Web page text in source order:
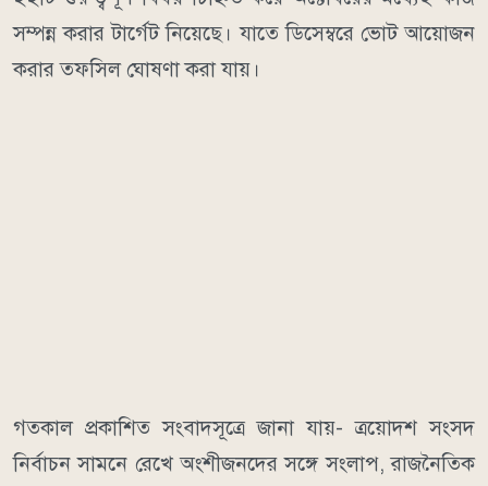
সম্পন্ন করার টার্গেট নিয়েছে। যাতে ডিসেম্বরে ভোট আয়োজন
করার তফসিল ঘোষণা করা যায়।
গতকাল প্রকাশিত সংবাদসূত্রে জানা যায়- ত্রয়োদশ সংসদ
নির্বাচন সামনে রেখে অংশীজনদের সঙ্গে সংলাপ, রাজনৈতিক